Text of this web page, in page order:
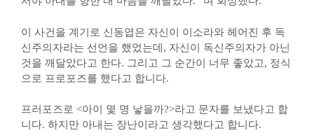
이 사건을 계기로 신동엽은 자신이 이소라와 헤어진 후 독
신주의자라는 선언을 했었는데, 자신이 독신주의자가 아닌
것을 깨달았다고 한다. 그리고 그 순간이 너무 좋았고, 정식
으로 프로포즈를 했다고 합니다.
프러포즈로 <아이 몇 명 낳을까?>라고 문자를 보냈다고 합
니다. 하지만 아내는 장난이라고 생각했다고 합니다.